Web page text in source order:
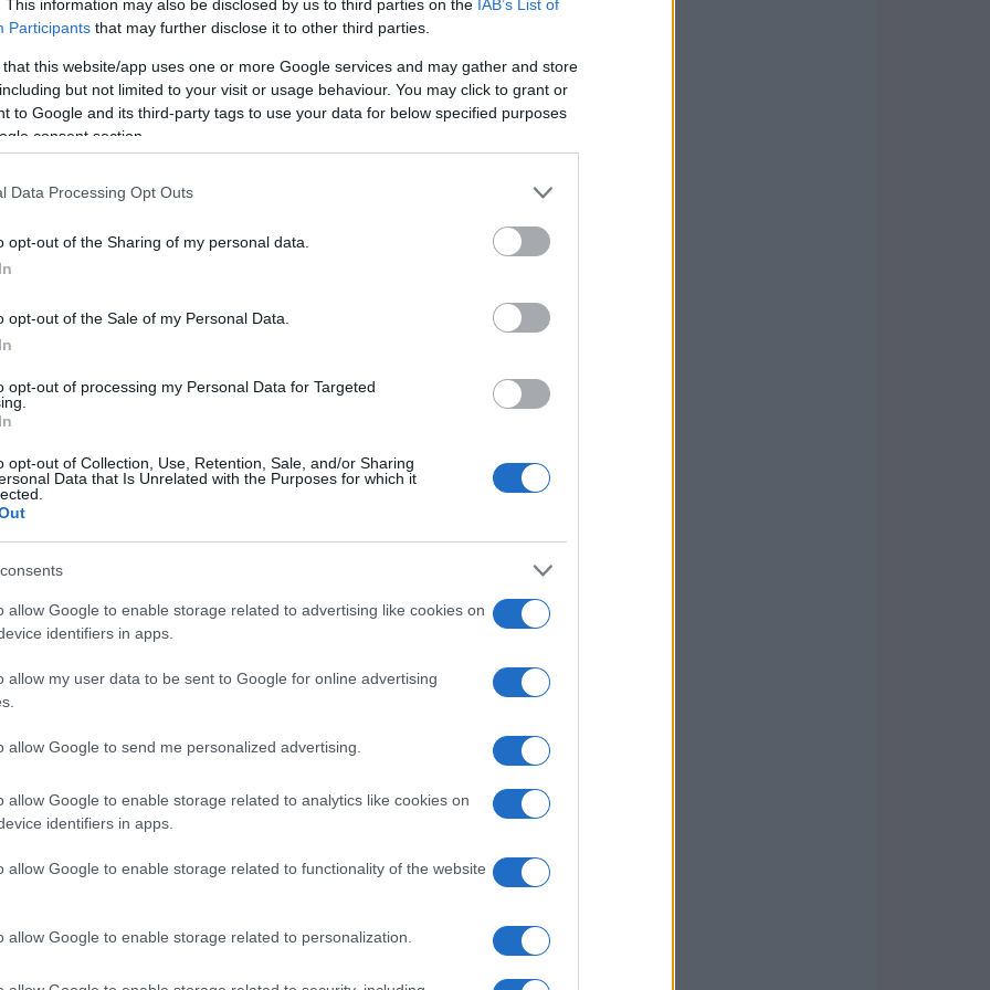
This information may also be disclosed by us to third parties on the IAB’s List of
Participants that may further disclose it to other third parties.
that this website/app uses one or more Google services and may gather and store
but not limited to your visit or usage behaviour. You may click to grant or
to Google and its third-party tags to use your data for below specified purposes
consent section.
Data Processing Opt Outs
opt-out of the Sharing of my personal data.
opt-out of the Sale of my Personal Data.
opt-out of processing my Personal Data for Targeted
opt-out of Collection, Use, Retention, Sale, and/or Sharing
Data that Is Unrelated with the Purposes for which it
allow Google to enable storage related to advertising like cookies on
identifiers in apps.
allow my user data to be sent to Google for online advertising
allow Google to send me personalized advertising.
allow Google to enable storage related to analytics like cookies on
identifiers in apps.
allow Google to enable storage related to functionality of the website
allow Google to enable storage related to personalization.
alta, appena sotto il seno, che scivola
Questo stile non solo è estremamente
le curve senza mai costringere. Gli
come
Che tu stia cercando un modello
pizzo e perle, l’abito stile impero ti garantirà
modella Luma Grothe per il suo
un top tempestato di perle, è stato ispirato
possa influenzare le scelte moderne.
che racconta chi sei. E tu, quale storia vorresti
è la loro capacità di valorizzare ogni